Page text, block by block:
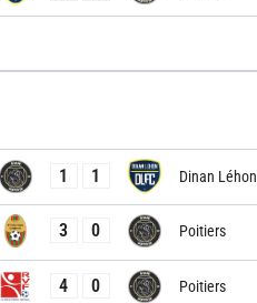
1 1 Dinan Léhon
3 0 Poitiers
4 0 Poitiers